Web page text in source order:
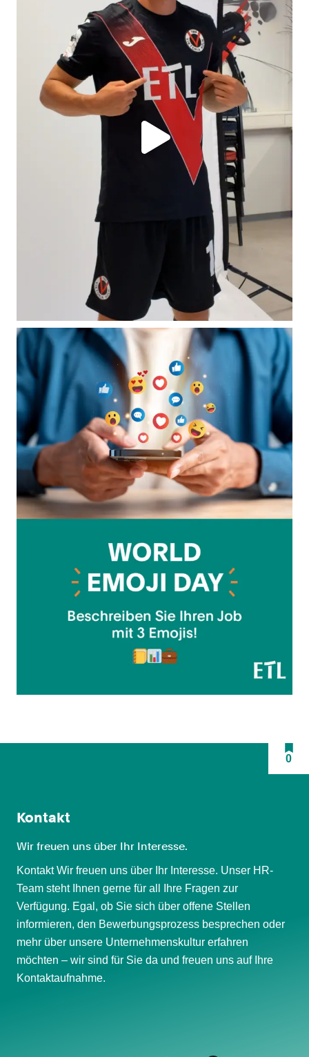
0
Kontakt
Wir freuen uns über Ihr Interesse.
Kontakt Wir freuen uns über Ihr Interesse. Unser HR-
Team steht Ihnen gerne für all Ihre Fragen zur
Verfügung. Egal, ob Sie sich über offene Stellen
informieren, den Bewerbungsprozess besprechen oder
mehr über unsere Unternehmenskultur erfahren
möchten – wir sind für Sie da und freuen uns auf Ihre
Kontaktaufnahme.